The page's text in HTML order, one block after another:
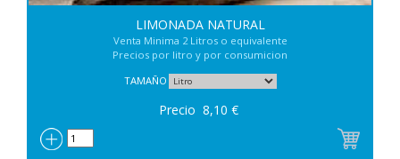
LIMONADA NATURAL
Venta Minima 2 Litros o equivalente
Precios por litro y por consumicion
TAMAÑO
Precio 8,10 €